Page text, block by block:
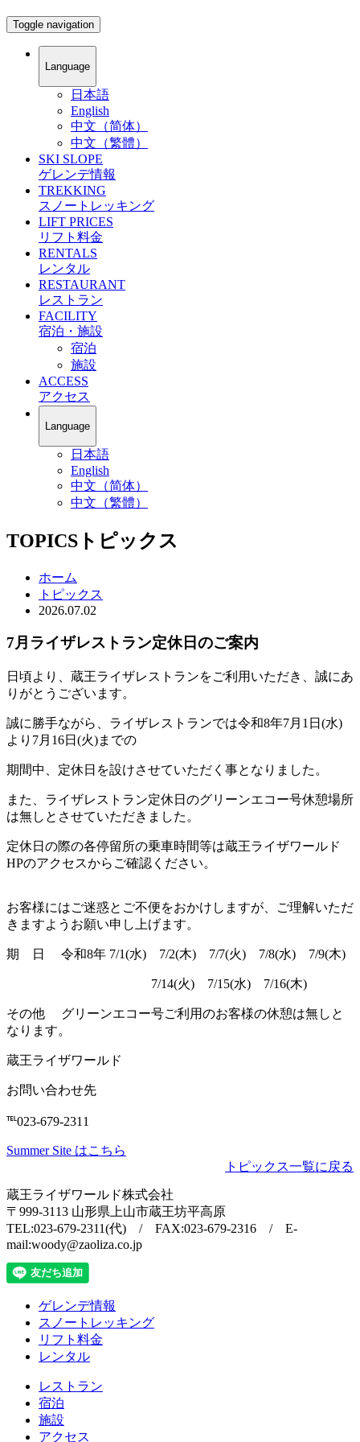
Toggle navigation
Language
日本語
English
中文（简体）
中文（繁體）
SKI SLOPE
ゲレンデ情報
TREKKING
スノートレッキング
LIFT PRICES
リフト料金
RENTALS
レンタル
RESTAURANT
レストラン
FACILITY
宿泊・施設
宿泊
施設
ACCESS
アクセス
Language
日本語
English
中文（简体）
中文（繁體）
TOPICS トピックス
ホーム
トピックス
2026.07.02
7月ライザレストラン定休日のご案内
日頃より、蔵王ライザレストランをご利用いただき、誠にあ
りがとうございます。
誠に勝手ながら、ライザレストランでは令和8年7月 1 日 (水)
より 7月 16日 (火)までの
期間中、定休日を設けさせていただく事となりました。
また、ライザレストラン定休日のグリーンエコー号休憩場所
は無しとさせていただきました。
定休日の際の各停留所の乗車時間等は蔵王ライザワールド
HPのアクセスからご確認ください。
お客様にはご迷惑とご不便をおかけしますが、ご理解いただ
きますようお願い申し上げます。
期 日 令和8年 7/1(水) 7/2(木) 7/7(火) 7/8(水) 7/9(木)
7/14(火) 7/15(水) 7/16(木)
その他 グリーンエコー号ご利用のお客様の休憩は無しと
なります。
蔵王ライザワールド
お問い合わせ先
℡023-679-2311
トピックス一覧に戻る
Summer Site はこちら
蔵王ライザワールド株式会社
〒999-3113 山形県上山市蔵王坊平高原
TEL:023-679-2311(代) / FAX:023-679-2316 / E-
mail:woody@zaoliza.co.jp
ゲレンデ情報
スノートレッキング
リフト料金
レンタル
レストラン
宿泊
施設
アクセス